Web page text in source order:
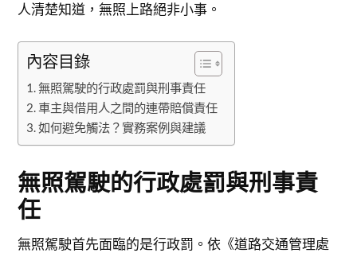
人清楚知道，無照上路絕非小事。
內容目錄
無照駕駛的行政處罰與刑事責任
車主與借用人之間的連帶賠償責任
如何避免觸法？實務案例與建議
無照駕駛的行政處罰與刑事責
任
無照駕駛首先面臨的是行政罰。依《道路交通管理處